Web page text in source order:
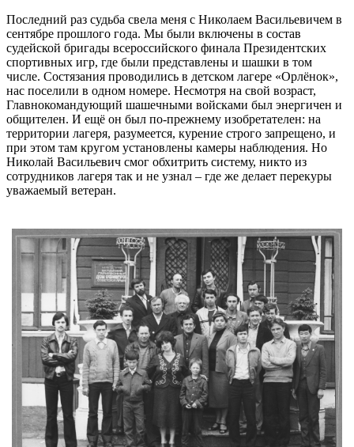
Последний раз судьба свела меня с Николаем Васильевичем в
сентябре прошлого года. Мы были включены в состав
судейской бригады всероссийского финала Президентских
спортивных игр, где были представлены и шашки в том
числе. Состязания проводились в детском лагере «Орлёнок»,
нас поселили в одном номере. Несмотря на свой возраст,
Главнокомандующий шашечными войсками был энергичен и
общителен. И ещё он был по-прежнему изобретателен: на
территории лагеря, разумеется, курение строго запрещено, и
при этом там кругом установлены камеры наблюдения. Но
Николай Васильевич смог обхитрить систему, никто из
сотрудников лагеря так и не узнал – где же делает перекуры
уважаемый ветеран.